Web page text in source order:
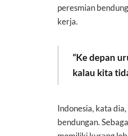
peresmian
kerja.
“Ke depan
kalau kita
Indonesia, kata
bendungan.